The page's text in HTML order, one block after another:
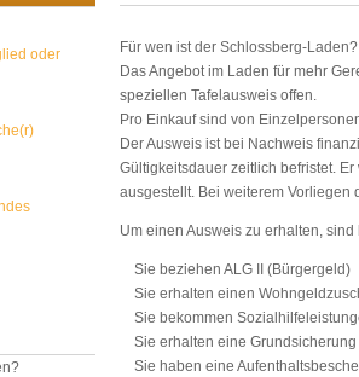
oder
Für wen ist der Schlossberg-Laden?
Das Angebot im Laden für mehr
speziellen Tafelausweis offen.
Pro Einkauf sind von
Der Ausweis ist bei Nachweis
Gültigkeitsdauer zeitlich befristet.
ausgestellt. Bei weiterem Vorliegen
Um einen Ausweis zu erhalten,
Sie beziehen ALG II (Bürgergeld)
Sie erhalten einen
Sie bekommen
Sie erhalten eine Grundsicherung
Sie haben eine